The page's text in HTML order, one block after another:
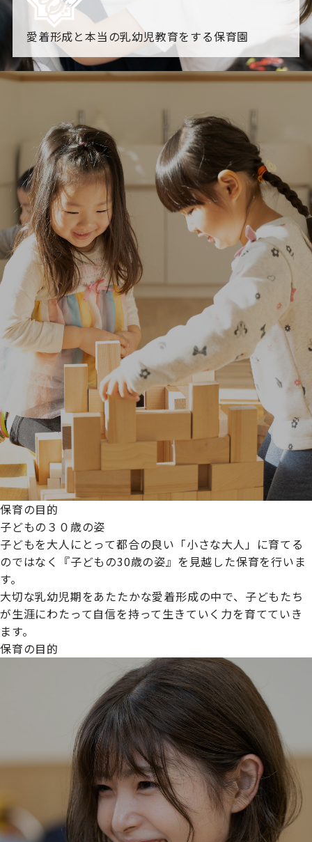
愛着形成と本当の乳幼児教育をする保育園
園からのお知らせ
「すくすく子育て」でリトルスター保育園が紹介されま
各園のブログ
2026.08.06 赤しそジュース作り～にじ組～2026.08.0
5 【そら組】誕生会
一覧を見る
プライムスターほいくえんグループは女性が安心して働き
続けられる環境づくりに取り組んでおり、厚生労働省の
【えるぼし認定(☆☆)】
保育の目的
子どもの３０歳の姿
子どもを大人にとって都合の良い「小さな大人」に育てる
のではなく『子どもの30歳の姿』を見越した保育を行いま
す。
大切な乳幼児期をあたたかな愛着形成の中で、子どもたち
が生涯にわたって自信を持って生きていく力を育てていき
ます。
保育の目的